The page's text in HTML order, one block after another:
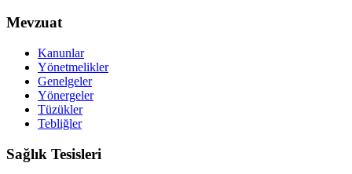
Mevzuat
Kanunlar
Yönetmelikler
Genelgeler
Yönergeler
Tüzükler
Tebliğler
Sağlık Tesisleri